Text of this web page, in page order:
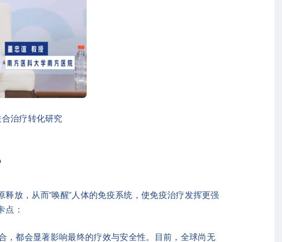
治疗转化研究
放，从而“唤醒”人体的免疫系统，使免疫治疗发挥更强
点：
，都会显著影响最终的疗效与安全性。目前，全球尚无